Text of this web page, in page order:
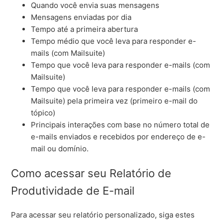
Quando você envia suas mensagens
Mensagens enviadas por dia
Tempo até a primeira abertura
Tempo médio que você leva para responder e-
mails (com Mailsuite)
Tempo que você leva para responder e-mails (com
Mailsuite)
Tempo que você leva para responder e-mails (com
Mailsuite) pela primeira vez (primeiro e-mail do
tópico)
Principais interações com base no número total de
e-mails enviados e recebidos por endereço de e-
mail ou domínio.
Como acessar seu Relatório de
Produtividade de E-mail
Para acessar seu relatório personalizado, siga estes